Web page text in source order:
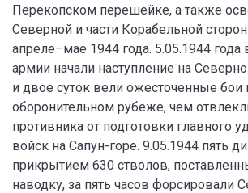
Перекопском перешейке, а также
Северной и части Корабельной
апреле–мае 1944 года. 5.05.1944 года
армии начали наступление на
и двое суток вели ожесточенные
оборонительном рубеже, чем
противника от подготовки главного
войск на Сапун-горе. 9.05.1944 пять
прикрытием 630 стволов,
наводку, за пять часов форсировали